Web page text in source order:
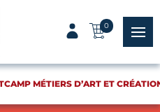
0
menu
MÉTIERS D’ART ET